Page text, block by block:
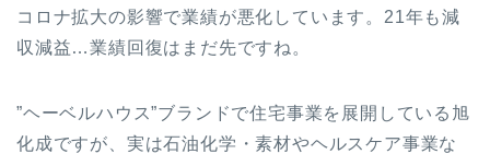
コロナ拡大の影響で業績が悪化しています。21年も減
収減益…業績回復はまだ先ですね。
”ヘーベルハウス”ブランドで住宅事業を展開している旭
化成ですが、実は石油化学・素材やヘルスケア事業な